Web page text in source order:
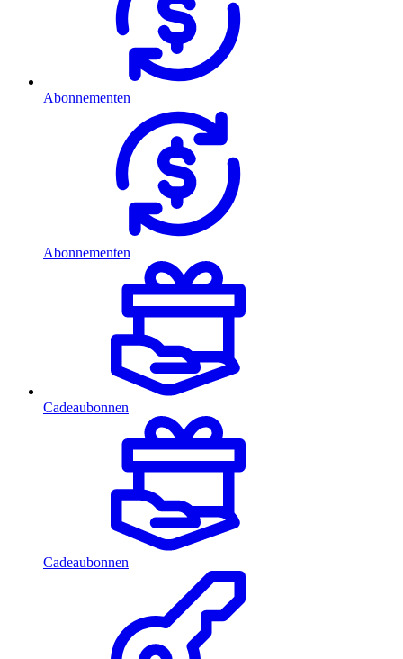
Abonnementen
Abonnementen
Cadeaubonnen
Cadeaubonnen